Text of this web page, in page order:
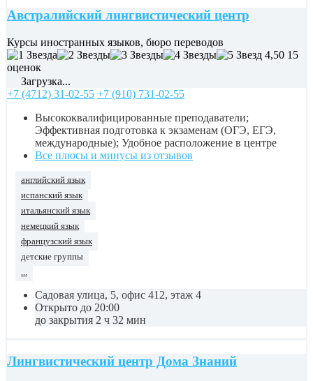
Австралийский лингвистический центр
Курсы иностранных языков, бюро переводов
4,50 15
оценок
Загрузка...
+7 (4712) 31-02-55 +7 (910) 731-02-55
Высококвалифицированные преподаватели;
Эффективная подготовка к экзаменам (ОГЭ, ЕГЭ,
международные); Удобное расположение в центре
Все плюсы и минусы из отзывов
английский язык
испанский язык
итальянский язык
немецкий язык
французский язык
детские группы
...
Садовая улица, 5, офис 412, этаж 4
Открыто до 20:00
до закрытия 2 ч 32 мин
Лингвистический центр Дома Знаний